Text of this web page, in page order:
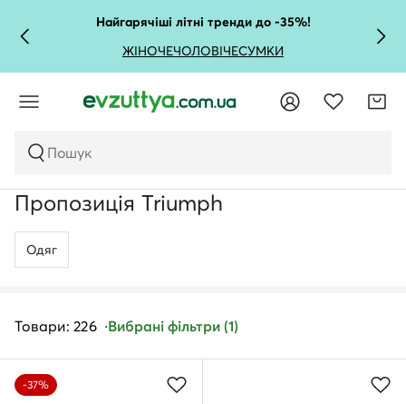
Найгарячіші літні тренди до -35%!
ЖІНОЧЕЧОЛОВІЧЕСУМКИ
Пошук
Пропозиція Triumph
Одяг
Товари: 226 Вибрані фільтри (1)
-37%